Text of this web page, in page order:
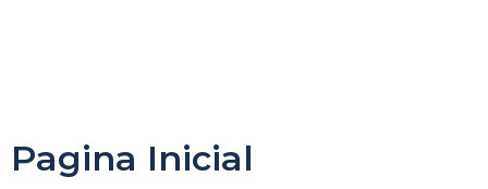
Pagina Inicial